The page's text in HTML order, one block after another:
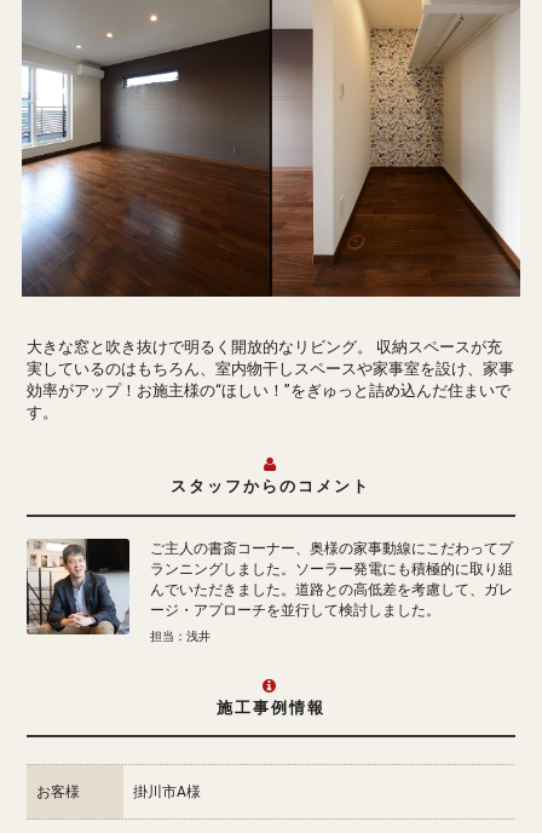
大きな窓と吹き抜けで明るく開放的なリビング。 収納スペースが充
実しているのはもちろん、室内物干しスペースや家事室を設け、家事
効率がアップ！お施主様の“ほしい！”をぎゅっと詰め込んだ住まいで
す。
スタッフからのコメント
ご主人の書斎コーナー、奥様の家事動線にこだわってプ
ランニングしました。ソーラー発電にも積極的に取り組
んでいただきました。道路との高低差を考慮して、ガレ
ージ・アプローチを並行して検討しました。
担当：浅井
施工事例情報
お客様 掛川市A様